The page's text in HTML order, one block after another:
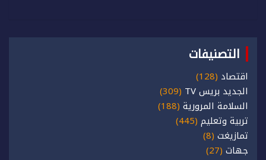
التصنيفات
اقتصاد (128)
الجديد بريس TV
(309)
السلامة المرورية (188)
تربية وتعليم (445)
تمازيغت (8)
جهات (27)